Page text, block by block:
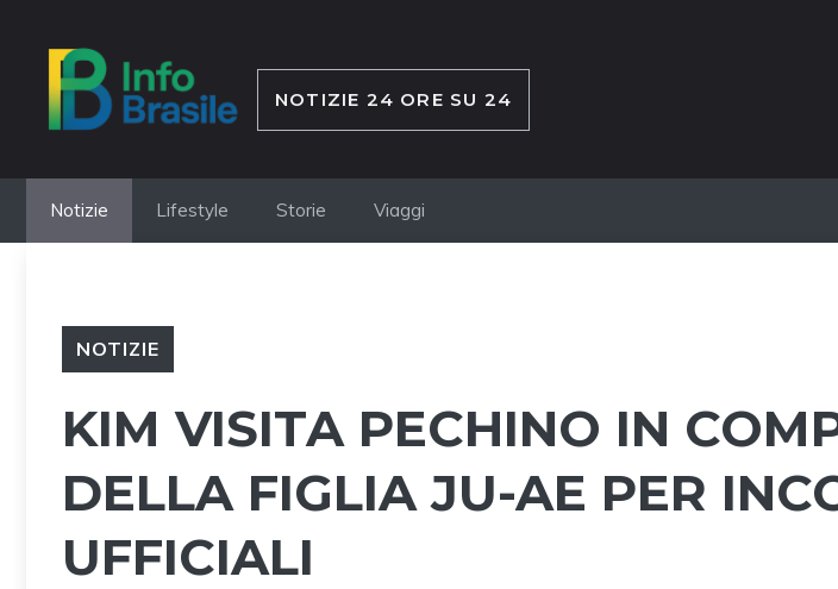
contenuto
NOTIZIE 24 ORE SU 24
Notizie Lifestyle Storie Viaggi
NOTIZIE
KIM VISITA PECHINO IN
DELLA FIGLIA JU-AE PER
UFFICIALI